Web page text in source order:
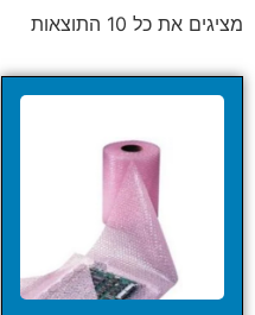
מציגים את כל ⁦10⁩ התוצאות